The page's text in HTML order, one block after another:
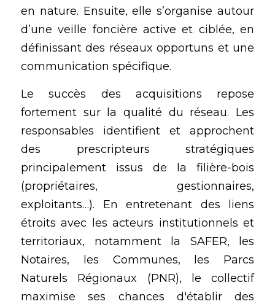
en nature. Ensuite, elle s’organise autour
d’une veille foncière active et ciblée, en
définissant des réseaux opportuns et une
communication spécifique.
Le succès des acquisitions repose
fortement sur la qualité du réseau. Les
responsables identifient et approchent
des prescripteurs stratégiques
principalement issus de la filière-bois
(propriétaires, gestionnaires,
exploitants…). En entretenant des liens
étroits avec les acteurs institutionnels et
territoriaux, notamment la SAFER, les
Notaires, les Communes, les Parcs
Naturels Régionaux (PNR), le collectif
maximise ses chances d'établir des